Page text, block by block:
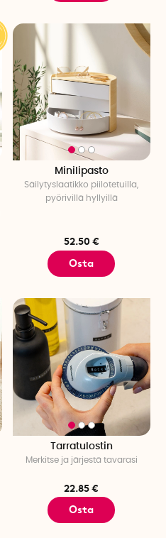
Minilipasto
Säilytyslaatikko piilotetuilla,
pyörivillä hyllyillä
52.50 €
Osta
Tarratulostin
Merkitse ja järjestä tavarasi
22.85 €
Osta